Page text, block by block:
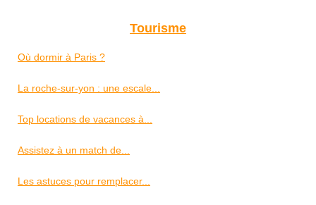
Tourisme
Où dormir à Paris ?
La roche-sur-yon : une escale...
Top locations de vacances à...
Assistez à un match de...
Les astuces pour remplacer...